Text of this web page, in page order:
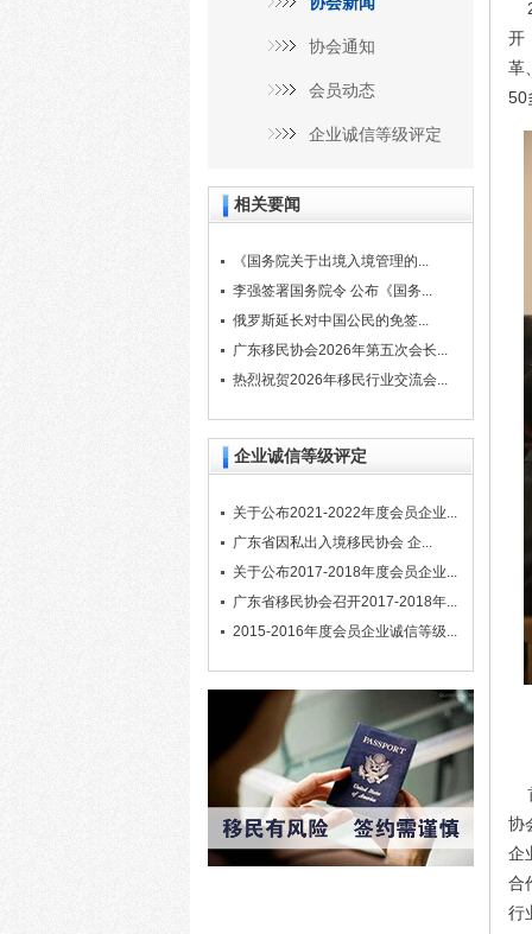
协会通知
会员动态
企业诚信等级评定
相关要闻
《国务院关于出境入境管理的...
李强签署国务院令 公布《国务...
俄罗斯延长对中国公民的免签...
广东移民协会2026年第五次会长...
热烈祝贺2026年移民行业交流会...
企业诚信等级评定
关于公布2021-2022年度会员企业...
广东省因私出入境移民协会 企...
关于公布2017-2018年度会员企业...
广东省移民协会召开2017-2018年...
2015-2016年度会员企业诚信等级...
开
革
50
协
企
合
行